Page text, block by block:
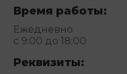
Время работы:
Ежедневно
с 9:00 до 18:00
Реквизиты: